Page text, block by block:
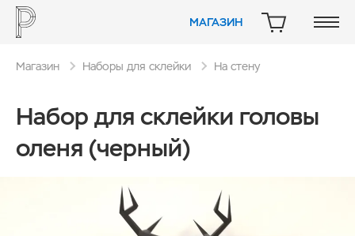
МАГАЗИН КОРЗИНА
Магазин Наборы для склейки На стену
Набор для склейки головы
оленя (черный)